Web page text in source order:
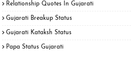
Relationship Quotes In Gujarati
Gujarati Breakup Status
Gujarati Kataksh Status
Papa Status Gujarati